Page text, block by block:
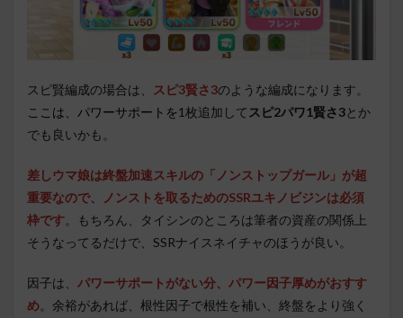
スピ賢編成の場合は、 スピ3賢さ3のような編成になります。
ここは、パワーサポートを1枚追加して スピ2パワ1賢さ3とか
でも良いかも。
差しウマ娘は終盤加速スキルの「ノンストップガール」が超
重要なので、ノンストを取るためのSSRユキノビジンは必須
枠です。もちろん、タイシンのところは筆者の資産の関係上
そうなってるだけで、SSRナイスネイチャのほうが良い。
因子は、 パワーサポートがない分、パワー因子厚めがおすす
め。余裕があれば、根性因子で根性を補い、終盤をより強く